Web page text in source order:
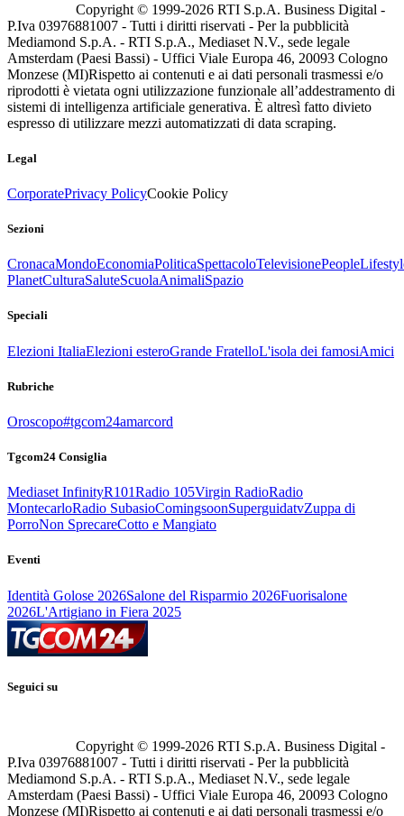
Copyright © 1999-2026 RTI S.p.A. Business Digital -
P.Iva 03976881007 - Tutti i diritti riservati - Per la pubblicità
Mediamond S.p.A. - RTI S.p.A., Mediaset N.V., sede legale
Amsterdam (Paesi Bassi) - Uffici Viale Europa 46, 20093 Cologno
Monzese (MI)Rispetto ai contenuti e ai dati personali trasmessi e/o
riprodotti è vietata ogni utilizzazione funzionale all’addestramento di
sistemi di intelligenza artificiale generativa. È altresì fatto divieto
espresso di utilizzare mezzi automatizzati di data scraping.
Legal
CorporatePrivacy PolicyCookie Policy
Sezioni
CronacaMondoEconomiaPoliticaSpettacoloTelevisionePeople
PlanetCulturaSaluteScuolaAnimaliSpazio
Speciali
Elezioni ItaliaElezioni esteroGrande FratelloL'isola dei famosiAmici
Rubriche
Oroscopo#tgcom24amarcord
Tgcom24 Consiglia
Mediaset InfinityR101Radio 105Virgin RadioRadio
MontecarloRadio SubasioComingsoonSuperguidatvZuppa di
PorroNon SprecareCotto e Mangiato
Eventi
Identità Golose 2026Salone del Risparmio 2026Fuorisalone
2026L'Artigiano in Fiera 2025
Seguici su
Copyright © 1999-2026 RTI S.p.A. Business Digital -
P.Iva 03976881007 - Tutti i diritti riservati - Per la pubblicità
Mediamond S.p.A. - RTI S.p.A., Mediaset N.V., sede legale
Amsterdam (Paesi Bassi) - Uffici Viale Europa 46, 20093 Cologno
Monzese (MI)Rispetto ai contenuti e ai dati personali trasmessi e/o